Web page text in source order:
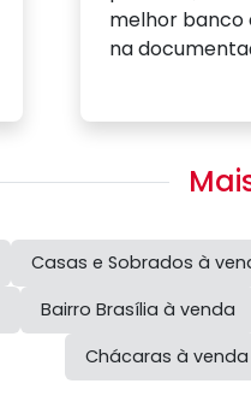
melhor banco
na
Casas e Sobrados à
Bairro Brasília à venda
Chácaras à venda